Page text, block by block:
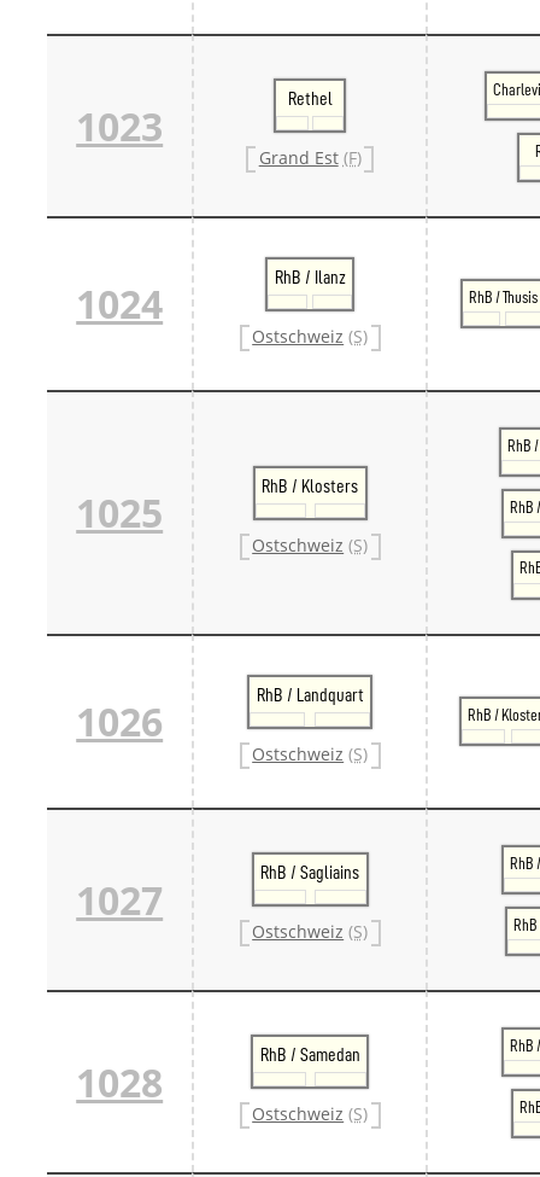
1023
Rethel
Grand Est (F)
1024
RhB / Ilanz
Ostschweiz (S)
RhB / Thusis
1025
RhB / Klosters
Ostschweiz (S)
RhB
RhB
1026
RhB / Landquart
Ostschweiz (S)
RhB /
1027
RhB / Sagliains
Ostschweiz (S)
RhB
1028
RhB / Samedan
Ostschweiz (S)
RhB